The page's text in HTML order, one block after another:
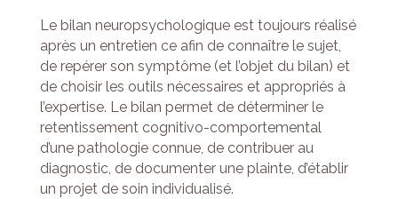
Le bilan neuropsychologique est toujours réalisé
après un entretien ce afin de connaître le sujet,
de repérer son symptôme (et l’objet du bilan) et
de choisir les outils nécessaires et appropriés à
l’expertise. Le bilan permet de déterminer le
retentissement cognitivo-comportemental
d’une pathologie connue, de contribuer au
diagnostic, de documenter une plainte, d’établir
un projet de soin individualisé.